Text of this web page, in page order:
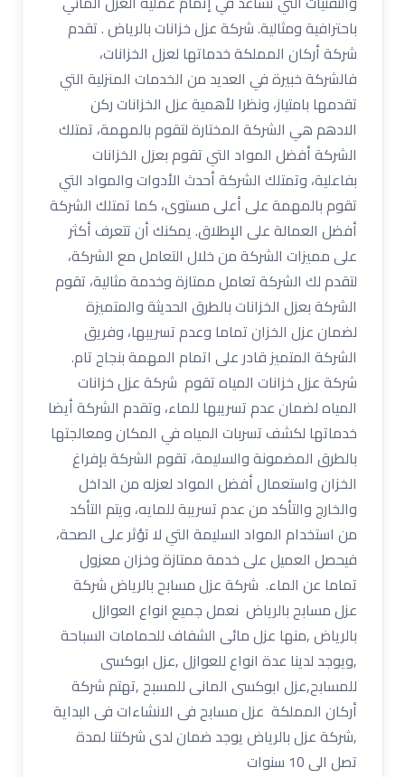
باحترافية ومثالية. شركة عزل خزانات بالرياض . تقدم
شركة أركان المملكة خدماتها لعزل الخزانات،
فالشركة خبيرة في العديد من الخدمات المنزلية التي
تقدمها بامتياز، ونظرا لأهمية عزل الخزانات ركن
الادهم هي الشركة المختارة لتقوم بالمهمة، تمتلك
الشركة أفضل المواد التي تقوم بعزل الخزانات
بفاعلية، وتمتلك الشركة أحدث الأدوات والمواد التي
تقوم بالمهمة على أعلى مستوى، كما تمتلك الشركة
أفضل العمالة على الإطلاق. يمكنك أن تتعرف أكثر
على مميزات الشركة من خلال التعامل مع الشركة،
لتقدم لك الشركة تعامل ممتازة وخدمة مثالية، تقوم
الشركة بعزل الخزانات بالطرق الحديثة والمتميزة
لضمان عزل الخزان تماما وعدم تسريبها، وفريق
الشركة المتميز قادر على اتمام المهمة بنجاح تام.
شركة عزل خزانات المياه تقوم شركة عزل خزانات
المياه لضمان عدم تسريبها للماء، وتقدم الشركة أيضا
خدماتها لكشف تسربات المياه في المكان ومعالجتها
بالطرق المضمونة والسليمة، تقوم الشركة بإفراغ
الخزان واستعمال أفضل المواد لعزله من الداخل
والخارج والتأكد من عدم تسريبة للمايه، ويتم التأكد
من استخدام المواد السليمة التي لا تؤثر على الصحة،
فيحصل العميل على خدمة ممتازة وخزان معزول
تماما عن الماء. شركة عزل مسابح بالرياض شركة
عزل مسابح بالرياض نعمل جميع انواع العوازل
بالرياض ,منها عزل مائى الشفاف للحمامات السباحة
,ويوجد لدينا عدة انواع للعوازل ,عزل ابوكسى
للمسابح,عزل ابوكسى المانى للمسبح ,تهتم شركة
أركان المملكة عزل مسابح فى الانشاءات فى البداية
,شركة عزل بالرياض يوجد ضمان لدى شركتنا لمدة
تصل الى 10 سنوات